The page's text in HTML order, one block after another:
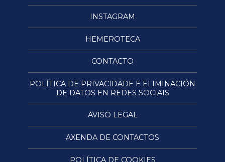
INSTAGRAM
HEMEROTECA
CONTACTO
POLÍTICA DE PRIVACIDADE E ELIMINACIÓN
DE DATOS EN REDES SOCIAIS
AVISO LEGAL
AXENDA DE CONTACTOS
POLÍTICA DE COOKIES